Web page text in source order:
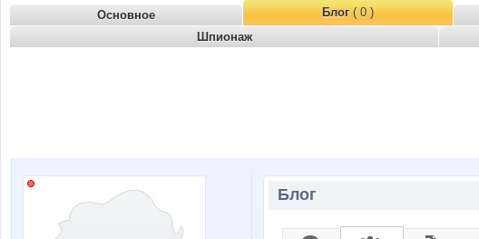
Основное Блог( 0 )
Шпионаж
Блог